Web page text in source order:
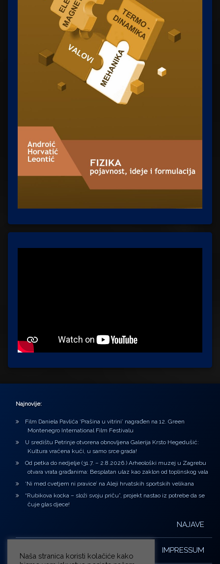
Najnovije:
Film Daniela Pavlića ‘Prašina u vitrini’ nagrađen na 12. Green
Montenegro International Film Festivalu
U središtu Petrinje otvorena obnovljena Galerija Krsto Hegedušić:
Kultura vraćena kući, u samo srce grada!
Od petka do nedjelje (31.7. – 2.8.2026.) Arheološki muzej u Zagrebu
otvara vrata građanima: Besplatan ulaz kao zaklon od toplinskog vala
‘Ni med cvetjem ni pravice’ na Aleji hrvatskih sportskih velikana
“Rubikova kocka – složi svoju priču”, projekt nastao iz potrebe da se
čuje glas djece!
NAJAVE
IMPRESSUM
Naša stranica koristi kolačiće kako